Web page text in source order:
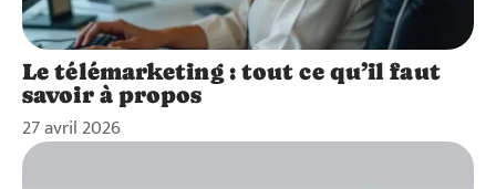
Le télémarketing : tout ce qu’il faut
savoir à propos
27 avril 2026